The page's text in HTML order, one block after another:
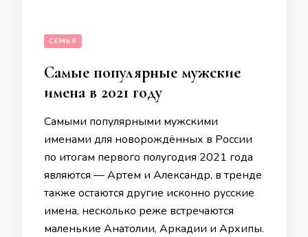
СЕМЬЯ
Самые популярные мужские
имена в 2021 году
Самыми популярными мужскими
именами для новорождённых в России
по итогам первого полугодия 2021 года
являются — Артем и Александр, в тренде
также остаются другие исконно русские
имена, несколько реже встречаются
маленькие Анатолии, Аркадии и Архипы.